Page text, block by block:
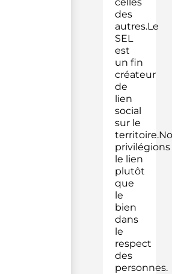
des
autres.Le
SEL
est
un fin
créateur
de
lien
social
sur le
privilégions
le lien
plutôt
que
le
bien
dans
le
respect
des
personnes.